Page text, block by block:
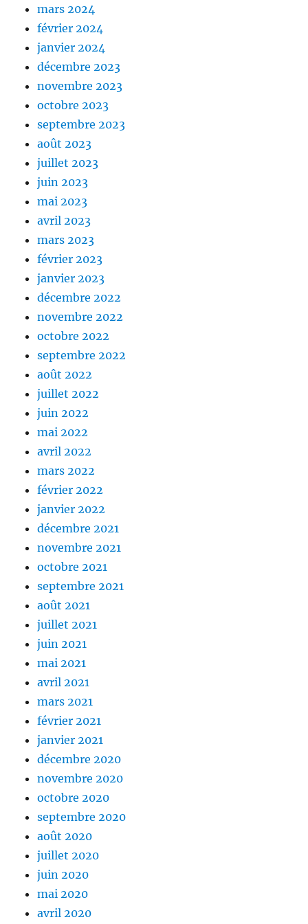
mars 2024
février 2024
janvier 2024
décembre 2023
novembre 2023
octobre 2023
septembre 2023
août 2023
juillet 2023
juin 2023
mai 2023
avril 2023
mars 2023
février 2023
janvier 2023
décembre 2022
novembre 2022
octobre 2022
septembre 2022
août 2022
juillet 2022
juin 2022
mai 2022
avril 2022
mars 2022
février 2022
janvier 2022
décembre 2021
novembre 2021
octobre 2021
septembre 2021
août 2021
juillet 2021
juin 2021
mai 2021
avril 2021
mars 2021
février 2021
janvier 2021
décembre 2020
novembre 2020
octobre 2020
septembre 2020
août 2020
juillet 2020
juin 2020
mai 2020
avril 2020